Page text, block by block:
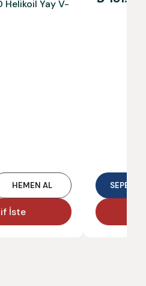
Helikoil Yay V-
HEMEN AL
İste
SEPETE